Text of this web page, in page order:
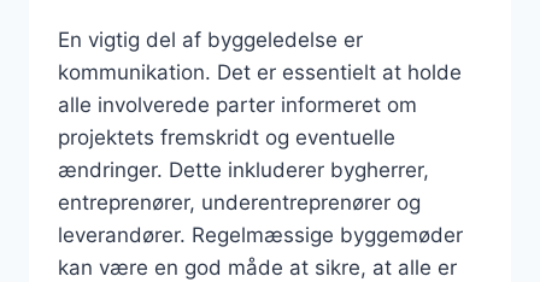
En vigtig del af byggeledelse er
kommunikation. Det er essentielt at holde
alle involverede parter informeret om
projektets fremskridt og eventuelle
ændringer. Dette inkluderer bygherrer,
entreprenører, underentreprenører og
leverandører. Regelmæssige byggemøder
kan være en god måde at sikre, at alle er